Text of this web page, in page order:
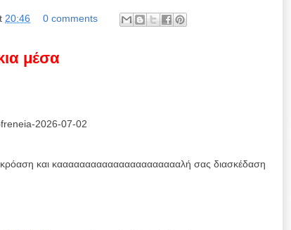
20:46 0 comments
μέσα
2026-07-02
και κααααααααααααααααααααααλή σας διασκέδαση